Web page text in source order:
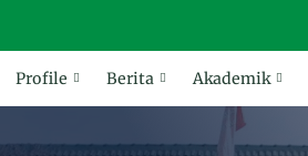
Profile Berita Akademik